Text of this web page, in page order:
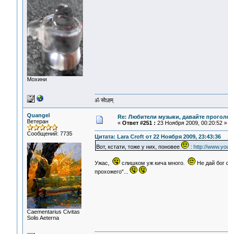
Мохини
ॐ सोऽहम्
Quangel
Ветеран
Сообщений: 7735
Сaementarius Civitas
Solis Aeterna
Re: Любители музыки, давайте
« Ответ #251 : 23 Ноября 2009, 00:20:52 »
Цитата: Lara Croft от 22 Ноября 2009, 23:43:36
Вот, кстати, тоже у них, поновее
: http://
Ужас, слишком уж кича много.
Не дай бог
прохожего"...